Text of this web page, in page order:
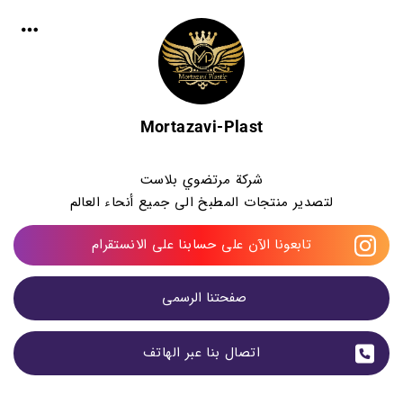
Mortazavi-Plast
شركة مرتضوي بلاست
لتصدير منتجات المطبخ الى جميع أنحاء العالم
تابعونا الآن على حسابنا على الانستقرام
صفحتنا الرسمی
اتصال بنا عبر الهاتف